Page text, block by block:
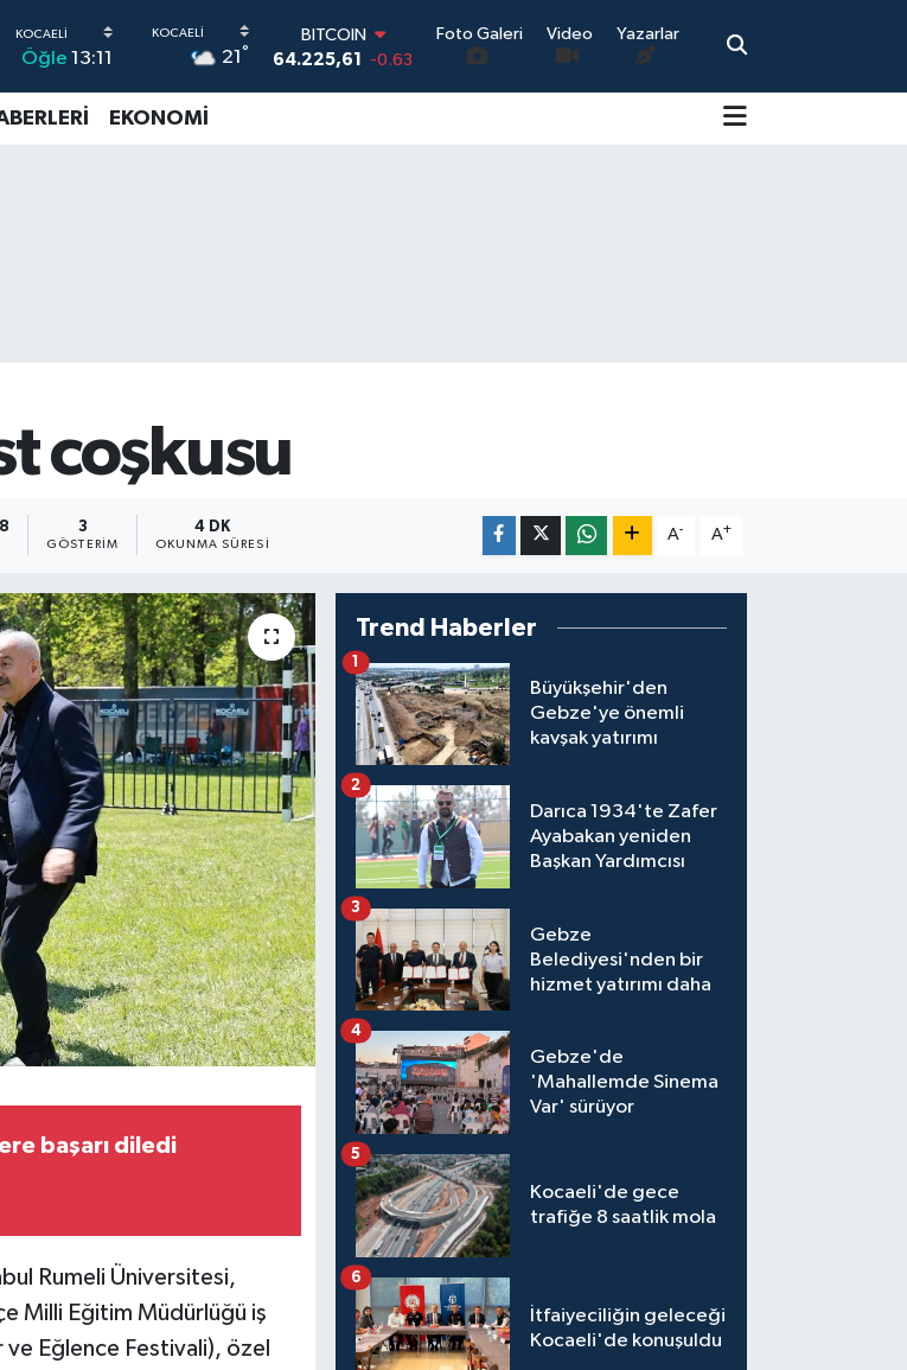
Öğle 13:11 21 °
DOLAR
47,6704
EURO
Foto Galeri Video Yazarlar
EKONOMİ
coşkusu
3
GÖSTERIM
4 DK
OKUNMA SÜRESI
A- A+
başarı diledi
Rumeli Üniversitesi,
Milli Eğitim Müdürlüğü iş
Eğlence Festivali), özel
Trend Haberler
Büyükşehir'den
Gebze'ye önemli
kavşak yatırımı
1
Darıca 1934'te Zafer
Ayabakan yeniden
Başkan Yardımcısı
2
Gebze
Belediyesi'nden bir
hizmet yatırımı daha
3
Gebze'de
'Mahallemde Sinema
Var' sürüyor
4
Kocaeli'de gece
trafiğe 8 saatlik mola
5
İtfaiyeciliğin geleceği
Kocaeli'de konuşuldu
6